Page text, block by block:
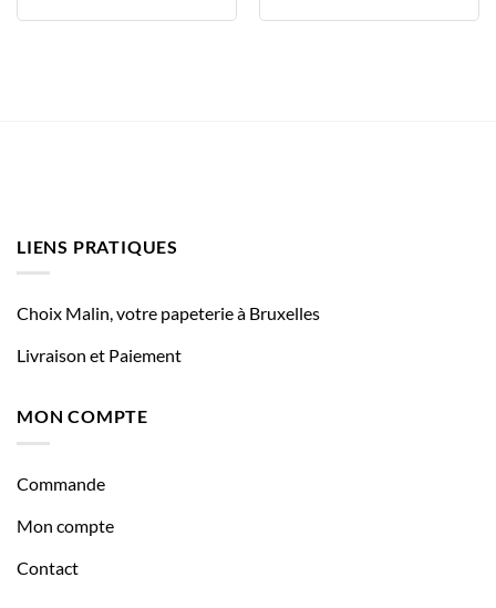
LIENS PRATIQUES
Choix Malin, votre papeterie à Bruxelles
Livraison et Paiement
MON COMPTE
Commande
Mon compte
Contact